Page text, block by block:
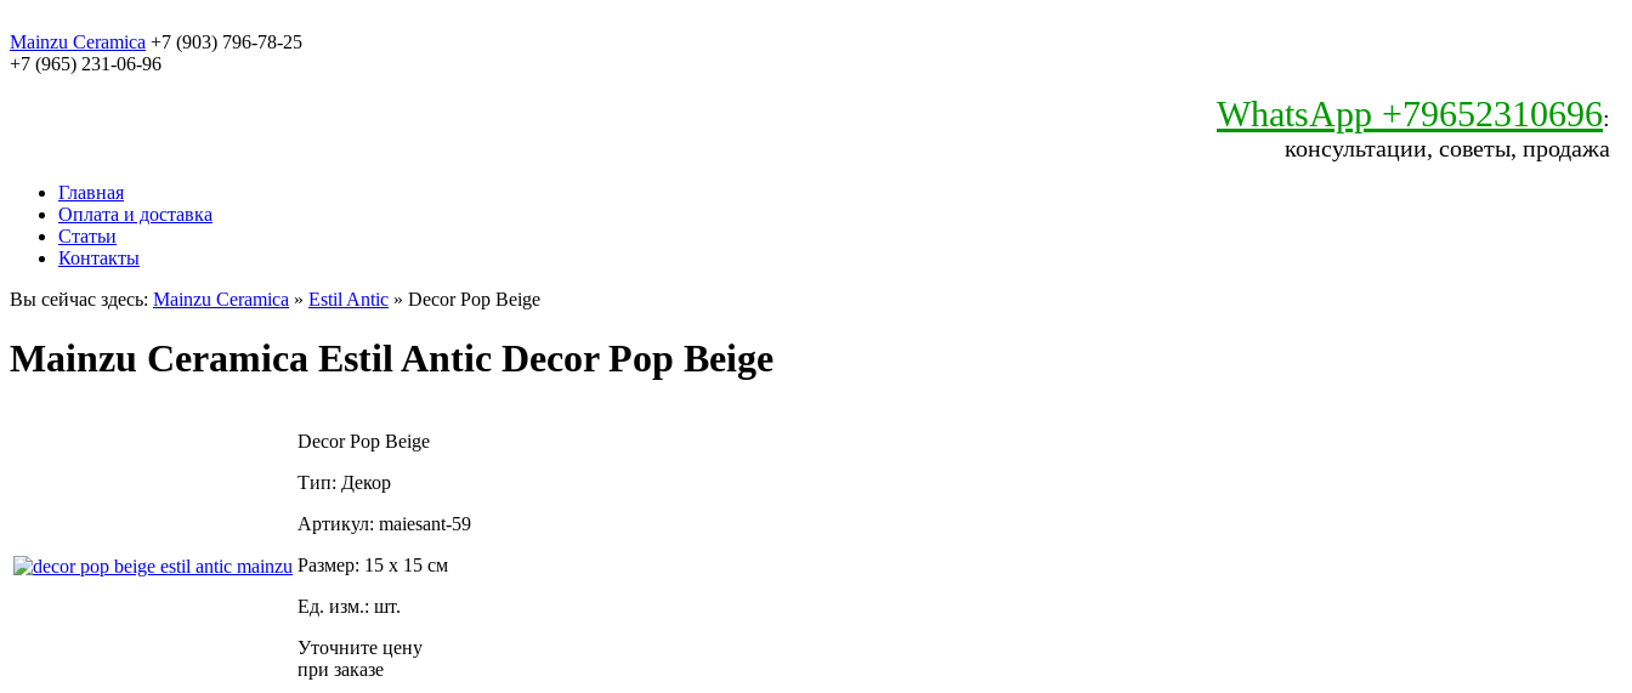
Mainzu Ceramica +7 (903) 796-78-25
+7 (965) 231-06-96
WhatsApp +79652310696:
консультации, советы, продажа
Главная
Оплата и доставка
Статьи
Контакты
Вы сейчас здесь: Mainzu Ceramica » Estil Antic » Decor Pop Beige
Mainzu Ceramica Estil Antic Decor Pop Beige
Decor Pop Beige
Тип: Декор
Артикул: maiesant-59
Размер: 15 x 15 см
Ед. изм.: шт.
Уточните цену
при заказе